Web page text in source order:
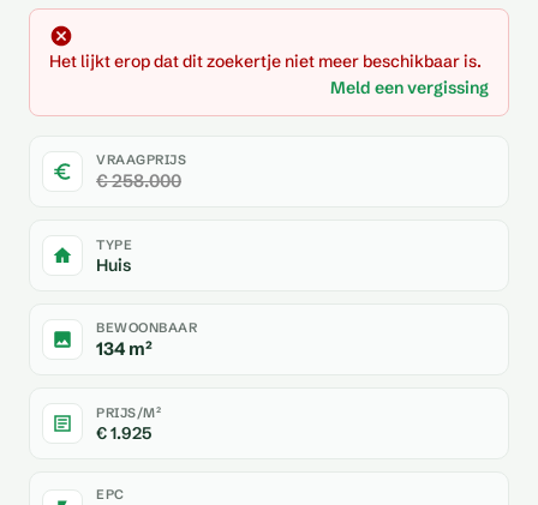
Het lijkt erop dat dit zoekertje niet meer beschikbaar is.
Meld een vergissing
VRAAGPRIJS
€ 258.000
TYPE
Huis
BEWOONBAAR
134 m²
PRIJS/M²
€ 1.925
EPC